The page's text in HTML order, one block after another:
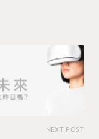
NEXT POST